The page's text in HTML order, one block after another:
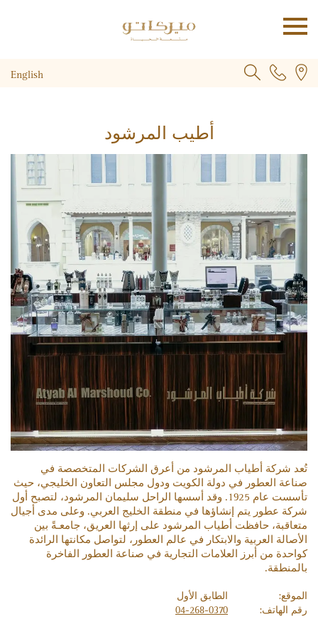
English
أطيب المرشود
تُعد شركة أطياب المرشود من أعرق الشركات المتخصصة في
صناعة العطور في دولة الكويت ودول مجلس التعاون الخليجي، حيث
تأسست عام 1925. وقد أسسها الراحل سليمان المرشود، لتصبح أول
شركة عطور يتم إنشاؤها في منطقة الخليج العربي. وعلى مدى أجيال
متعاقبة، حافظت أطياب المرشود على إرثها العريق، جامعـةً بين
الأصالة العربية والابتكار في عالم العطور، لتواصل مكانتها الرائدة
كواحدة من أبرز العلامات التجارية في صناعة العطور الفاخرة
بالمنطقة.
الموقع:
الطابق الأول
رقم الهاتف:
04-268-0370